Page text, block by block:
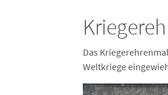
Das
Weltkriege